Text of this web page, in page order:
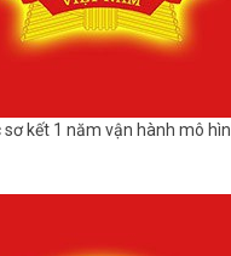
kết 1 năm vận hành mô